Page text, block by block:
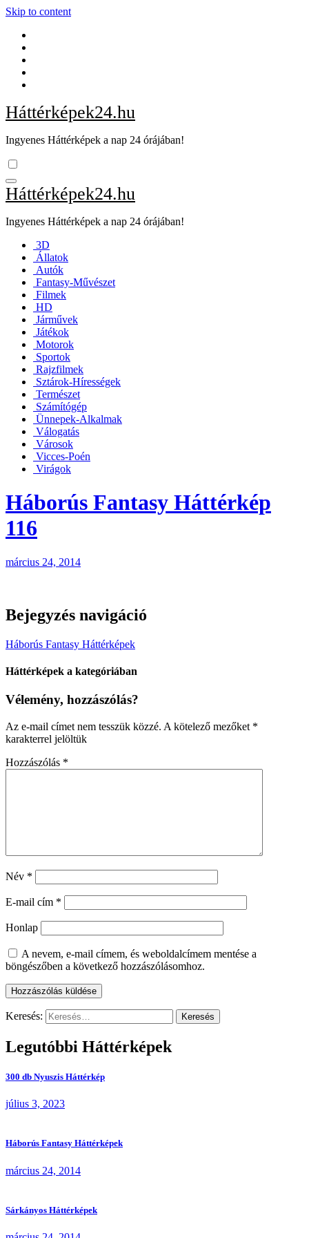
Skip to content
Háttérképek24.hu
Ingyenes Háttérképek a nap 24 órájában!
Háttérképek24.hu
Ingyenes Háttérképek a nap 24 órájában!
3D
Állatok
Autók
Fantasy-Művészet
Filmek
HD
Járművek
Játékok
Motorok
Sportok
Rajzfilmek
Sztárok-Hírességek
Természet
Számítógép
Ünnepek-Alkalmak
Válogatás
Városok
Vicces-Poén
Virágok
Háborús Fantasy Háttérkép
116
március 24, 2014
Bejegyzés navigáció
Háborús Fantasy Háttérképek
Háttérképek a kategóriában
Vélemény, hozzászólás?
Az e-mail címet nem tesszük közzé. A kötelező mezőket *
karakterrel jelöltük
Hozzászólás *
Név *
E-mail cím *
Honlap
A nevem, e-mail címem, és weboldalcímem mentése a
böngészőben a következő hozzászólásomhoz.
Keresés:
Legutóbbi Háttérképek
300 db Nyuszis Háttérkép
július 3, 2023
Háborús Fantasy Háttérképek
március 24, 2014
Sárkányos Háttérképek